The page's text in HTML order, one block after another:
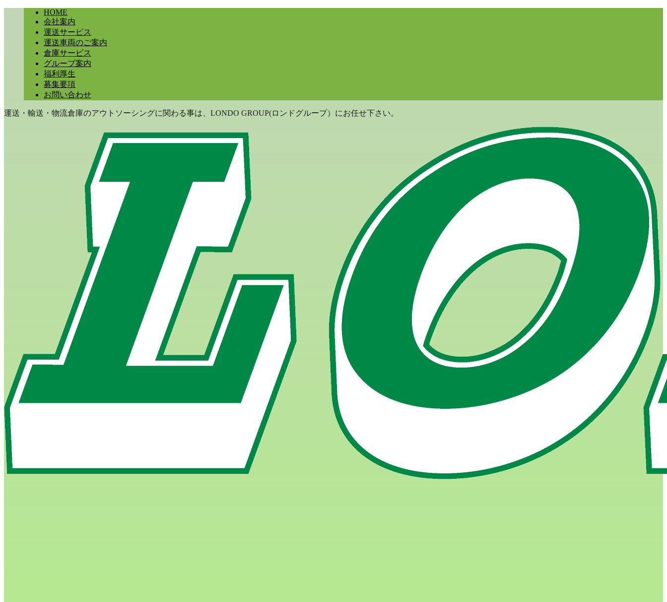
HOME
会社案内
運送サービス
運送車両のご案内
倉庫サービス
グループ案内
福利厚生
募集要項
お問い合わせ
運送・輸送・物流倉庫のアウトソーシングに関わる事は、LONDO GROUP(ロンドグループ）にお任せ下さい。